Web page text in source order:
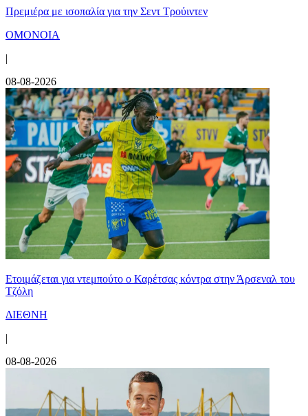
Πρεμιέρα με ισοπαλία για την Σεντ Τρούιντεν
ΟΜΟΝΟΙΑ
|
08-08-2026
Ετοιμάζεται για ντεμπούτο ο Καρέτσας κόντρα στην Άρσεναλ του
Τζόλη
ΔΙΕΘΝΗ
|
08-08-2026